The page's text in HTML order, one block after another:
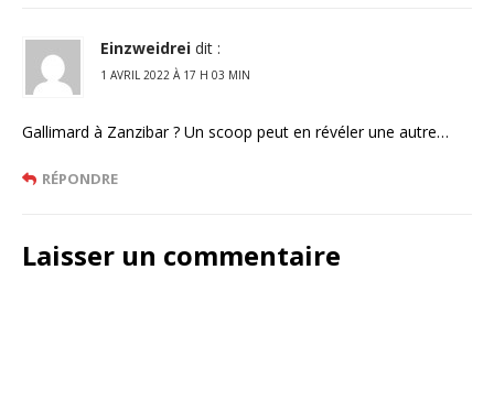
Einzweidrei dit :
1 AVRIL 2022 À 17 H 03 MIN
Gallimard à Zanzibar ? Un scoop peut en révéler une autre…
RÉPONDRE
Laisser un commentaire